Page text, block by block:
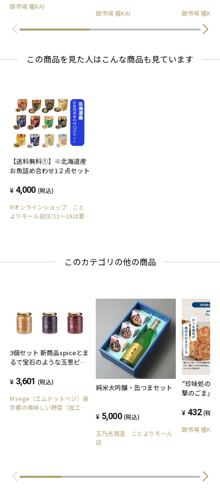
錦市場 櫂KAI
錦市場 櫂KAI
錦市場 櫂KAI
この商品を見た人はこんな商品も見ています
【送料無料①】※北海道産
お魚詰め合わせ1２点セット
4,000 (税込)
Rオンラインショップ こと
よりモール店(8/11～16は夏
このカテゴリの他の商品
3個セット 新商品spiceとま
るで宝石のような玉葱ピク
こだわり玉葱と天然ハーブ
3,601 (税込)
M.vege（エムドットベジ）奥
京都の美味しい野菜（加工
純米大吟醸・缶つまセット
5,000 (税込)
玉乃光酒造 ことよりモール
店
”珍味処の京
撃のごま」
432 (税込)
錦市場 櫂KAI